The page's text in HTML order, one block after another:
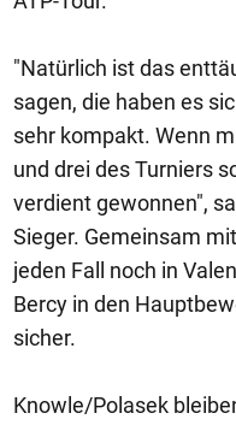
"Natürlich ist das
sagen, die haben es
sehr kompakt. Wenn
und drei des Turniers
verdient gewonnen",
Sieger. Gemeinsam
jeden Fall noch in
Bercy in den
sicher.
Knowle/Polasek